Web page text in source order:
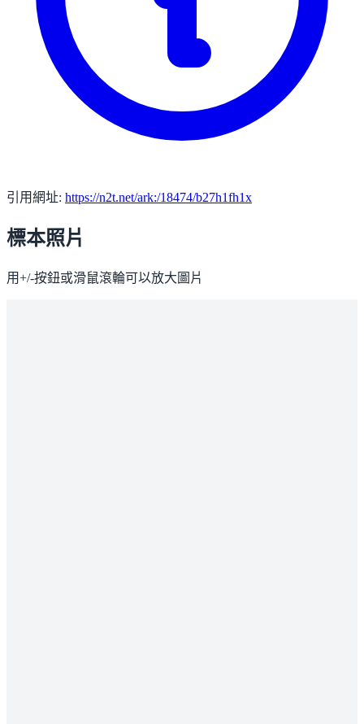
引用網址: https://n2t.net/ark:/18474/b27h1fh1x
標本照片
用+/-按鈕或滑鼠滾輪可以放大圖片